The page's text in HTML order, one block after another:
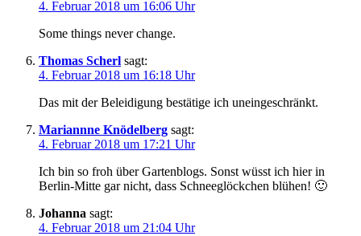
4. Februar 2018 um 16:06 Uhr
Some things never change.
Thomas Scherl sagt:
4. Februar 2018 um 16:18 Uhr
Das mit der Beleidigung bestätige ich uneingeschränkt.
Mariannne Knödelberg sagt:
4. Februar 2018 um 17:21 Uhr
Ich bin so froh über Gartenblogs. Sonst wüsst ich hier in
Berlin-Mitte gar nicht, dass Schneeglöckchen blühen! 🙂
Johanna sagt:
4. Februar 2018 um 21:04 Uhr